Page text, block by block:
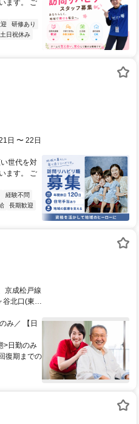
ます。 ご
研修あり
土日祝休み
日 〜 22日
世代を対
ます。 ご
経験不問
長期歓迎
京成松戸線
谷北口(東
み／ 【日
>日勤のみ
復期までの